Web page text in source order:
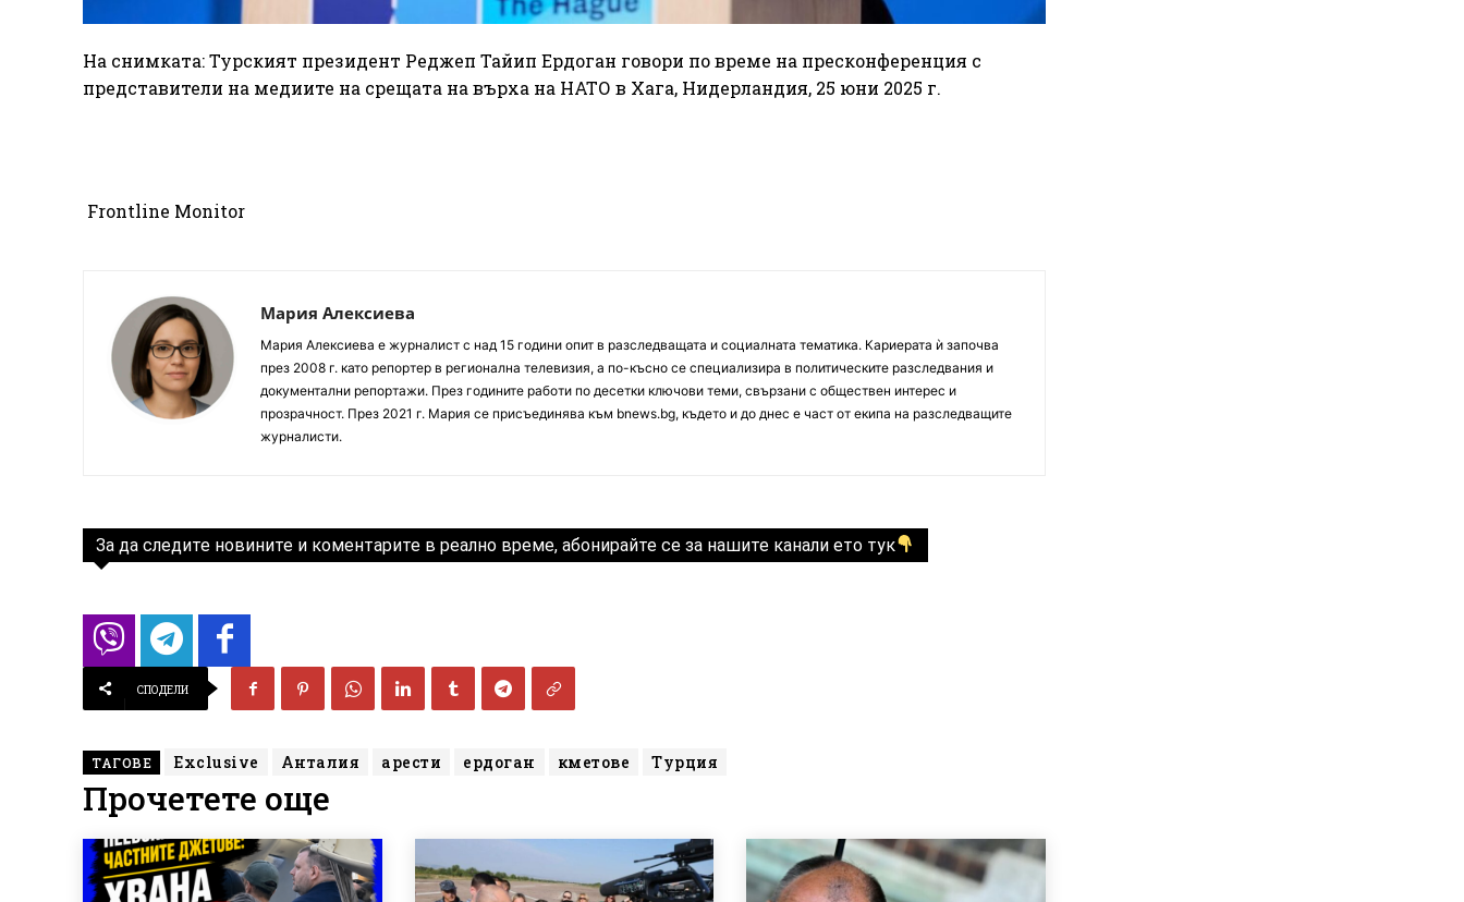
На снимката: Турският президент Реджеп Тайип Ердоган говори по време на пресконференция с
представители на медиите на срещата на върха на НАТО в Хага, Нидерландия, 25 юни 2025 г.
‎‎ Frontline Monitor
Мария Алексиева
Мария Алексиева е журналист с над 15 години опит в разследващата и социалната тематика. Кариерата ѝ започва
през 2008 г. като репортер в регионална телевизия, а по-късно се специализира в политическите разследвания и
документални репортажи. През годините работи по десетки ключови теми, свързани с обществен интерес и
прозрачност. През 2021 г. Мария се присъединява към bnews.bg, където и до днес е част от екипа на разследващите
журналисти.
За да следите новините и коментарите в реално време, абонирайте се за нашите канали ето тук
СПОДЕЛИ
ТАГОВЕ Exclusive Анталия арести ердоган кметове Турция
Прочетете още